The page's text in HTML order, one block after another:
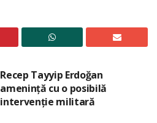
Recep Tayyip Erdoğan
amenință cu o posibilă
intervenție militară